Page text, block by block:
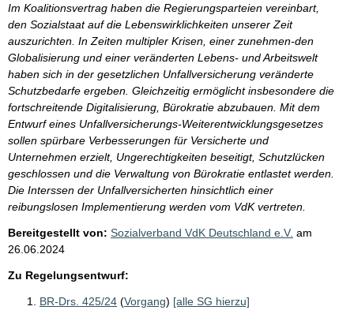
Im Koalitionsvertrag haben die Regierungsparteien vereinbart,
den Sozialstaat auf die Lebenswirklichkeiten unserer Zeit
auszurichten. In Zeiten multipler Krisen, einer zunehmen-den
Globalisierung und einer veränderten Lebens- und Arbeitswelt
haben sich in der gesetzlichen Unfallversicherung veränderte
Schutzbedarfe ergeben. Gleichzeitig ermöglicht insbesondere die
fortschreitende Digitalisierung, Bürokratie abzubauen. Mit dem
Entwurf eines Unfallversicherungs-Weiterentwicklungsgesetzes
sollen spürbare Verbesserungen für Versicherte und
Unternehmen erzielt, Ungerechtigkeiten beseitigt, Schutzlücken
geschlossen und die Verwaltung von Bürokratie entlastet werden.
Die Interssen der Unfallversicherten hinsichtlich einer
reibungslosen Implementierung werden vom VdK vertreten.
Bereitgestellt von: Sozialverband VdK Deutschland e.V. am
26.06.2024
Zu Regelungsentwurf:
BR-Drs. 425/24 (Vorgang) [alle SG hierzu]